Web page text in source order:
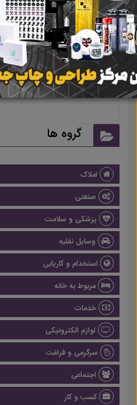
هیچ آگهی در
گروه ها
املاک
صنعتی
پزشکی و سلامت
وسایل نقلیه
استخدام و کاریابی
مربوط به خانه
خدمات
لوازم الکترونیکی
سرگرمی و فراغت
اجتماعی
کسب و کار